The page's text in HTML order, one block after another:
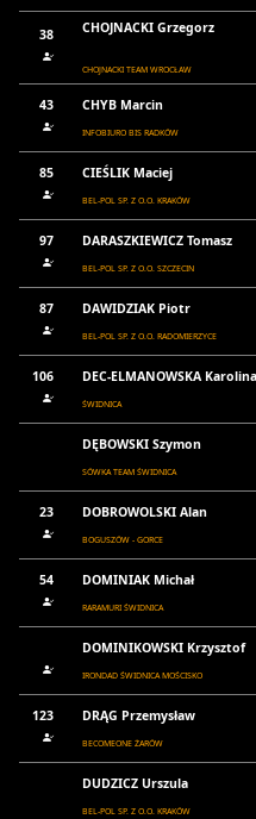
38 CHOJNACKI Grzegorz
CHOJNACKI TEAM WROCŁAW
43 CHYB Marcin
INFOBIURO BIS RADKÓW
85 CIEŚLIK Maciej
BEL-POL SP. Z O.O. KRAKÓW
97 DARASZKIEWICZ Tomasz
BEL-POL SP. Z O.O. SZCZECIN
87 DAWIDZIAK Piotr
BEL-POL SP. Z O.O. RADOMIERZYCE
106 DEC-ELMANOWSKA Karolina
ŚWIDNICA
DĘBOWSKI Szymon
SÓWKA TEAM ŚWIDNICA
23 DOBROWOLSKI Alan
BOGUSZÓW - GORCE
54 DOMINIAK Michał
RARAMURI ŚWIDNICA
DOMINIKOWSKI Krzysztof
IRONDAD ŚWIDNICA MOŚCISKO
123 DRĄG Przemysław
BECOMEONE ŻARÓW
DUDZICZ Urszula
BEL-POL SP. Z O.O. KRAKÓW